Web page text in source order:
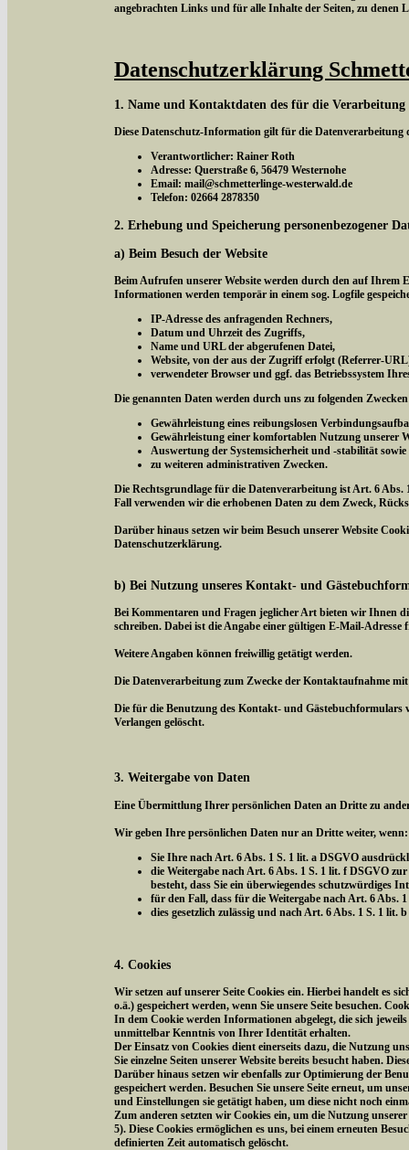
angebrachten Links und für alle Inhalte der Seiten, zu denen
Datenschutzerklärung
1. Name und Kontaktdaten des für die
Diese Datenschutz-Information gilt für die Datenverarbeitung
Verantwortlicher: Rainer Roth
Adresse: Querstraße 6, 56479 Westernohe
Email: mail@schmetterlinge-westerwald.de
Telefon: 02664 2878350
2. Erhebung und Speicherung personenbezogener
a) Beim Besuch der Website
Beim Aufrufen unserer Website werden durch den auf Ihrem
Informationen werden temporär in einem sog. Logfile
IP-Adresse des anfragenden Rechners,
Datum und Uhrzeit des Zugriffs,
Name und URL der abgerufenen Datei,
Website, von der aus der Zugriff erfolgt (Referrer-
verwendeter Browser und ggf. das Betriebssystem
Die genannten Daten werden durch uns zu folgenden
Gewährleistung eines reibungslosen
Gewährleistung einer komfortablen Nutzung unserer
Auswertung der Systemsicherheit und -stabilität sowie
zu weiteren administrativen Zwecken.
Die Rechtsgrundlage für die Datenverarbeitung ist Art. 6 Abs.
Fall verwenden wir die erhobenen Daten zu dem Zweck,
Darüber hinaus setzen wir beim Besuch unserer Website
Datenschutzerklärung.
b) Bei Nutzung unseres Kontakt- und
Bei Kommentaren und Fragen jeglicher Art bieten wir Ihnen
schreiben. Dabei ist die Angabe einer gültigen E-Mail-
Weitere Angaben können freiwillig getätigt werden.
Die Datenverarbeitung zum Zwecke der Kontaktaufnahme
Die für die Benutzung des Kontakt- und Gästebuchformulars
Verlangen gelöscht.
3. Weitergabe von Daten
Eine Übermittlung Ihrer persönlichen Daten an Dritte zu
Wir geben Ihre persönlichen Daten nur an Dritte weiter, wenn:
Sie Ihre nach Art. 6 Abs. 1 S. 1 lit. a DSGVO
die Weitergabe nach Art. 6 Abs. 1 S. 1 lit. f DSGVO
besteht, dass Sie ein überwiegendes schutzwürdiges
für den Fall, dass für die Weitergabe nach Art. 6 Abs.
dies gesetzlich zulässig und nach Art. 6 Abs. 1 S. 1
4. Cookies
Wir setzen auf unserer Seite Cookies ein. Hierbei handelt es
o.ä.) gespeichert werden, wenn Sie unsere Seite besuchen.
In dem Cookie werden Informationen abgelegt, die sich
unmittelbar Kenntnis von Ihrer Identität erhalten.
Der Einsatz von Cookies dient einerseits dazu, die Nutzung
Sie einzelne Seiten unserer Website bereits besucht haben.
Darüber hinaus setzen wir ebenfalls zur Optimierung der
gespeichert werden. Besuchen Sie unsere Seite erneut, um
und Einstellungen sie getätigt haben, um diese nicht noch
Zum anderen setzten wir Cookies ein, um die Nutzung
5). Diese Cookies ermöglichen es uns, bei einem erneuten
definierten Zeit automatisch gelöscht.